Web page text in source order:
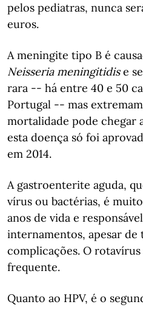
pelos pediatras, nunca
euros.
A meningite tipo B é
Neisseria meningitidise
rara -- há entre 40 e 50
Portugal -- mas
mortalidade pode chegar
esta doença só foi
em 2014.
A gastroenterite aguda,
vírus ou bactérias, é
anos de vida e
internamentos, apesar de
complicações. O
frequente.
Quanto ao HPV, é o